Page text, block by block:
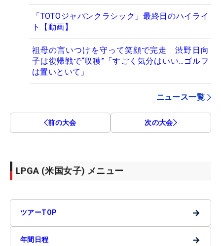
「TOTOジャパンクラシック」最終日のハイライ
ト【動画】
祖母の言いつけを守って笑顔で完走 渋野日向
子は復帰戦で“収穫”「すごく気分はいい…ゴルフ
は置いといて」
ニュース一覧
前の大会 次の大会
LPGA (米国女子) メニュー
ツアーTOP →
年間日程 →